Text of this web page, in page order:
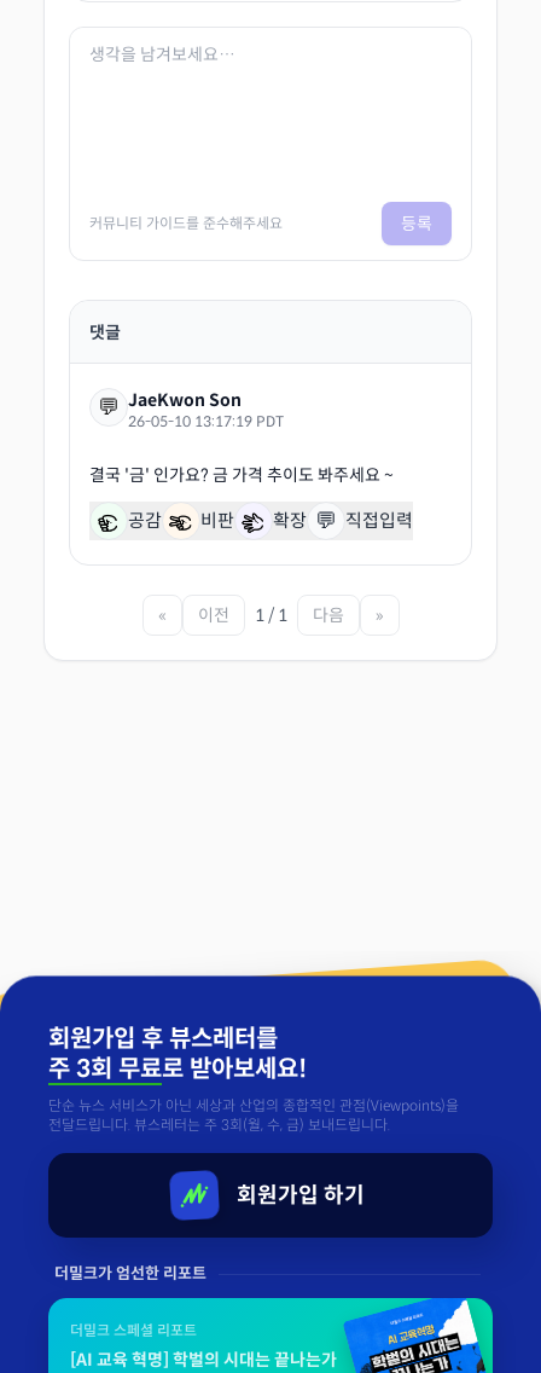
커뮤니티 가이드를 준수해주세요 등록
댓글
💬 JaeKwon Son
26-05-10 13:17:19 PDT
공감 비판 확장 💬 직접입력
« 이전 1 / 1 다음 »
회원가입 후 뷰스레터를
주 3회 무료로 받아보세요!
단순 뉴스 서비스가 아닌 세상과 산업의 종합적인 관점(Viewpoints)을
전달드립니다. 뷰스레터는 주 3회(월, 수, 금) 보내드립니다.
회원가입 하기
더밀크가 엄선한 리포트
더밀크 스페셜 리포트
[AI 교육 혁명] 학벌의 시대는 끝나는가